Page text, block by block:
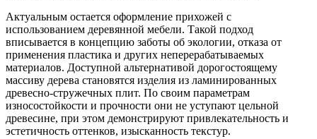
Актуальным остается оформление прихожей с
использованием деревянной мебели. Такой подход
вписывается в концепцию заботы об экологии, отказа от
применения пластика и других неперерабатываемых
материалов. Доступной альтернативой дорогостоящему
массиву дерева становятся изделия из ламинированных
древесно-стружечных плит. По своим параметрам
износостойкости и прочности они не уступают цельной
древесине, при этом демонстрируют привлекательность и
эстетичность оттенков, изысканность текстур.